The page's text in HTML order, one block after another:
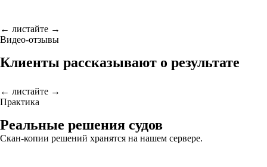
← листайте →
Видео-отзывы
Клиенты рассказывают о результате
← листайте →
Практика
Реальные решения судов
Скан-копии решений хранятся на нашем сервере.